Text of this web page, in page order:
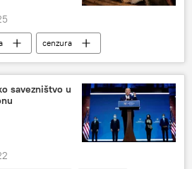
cenzura
savezništvo u